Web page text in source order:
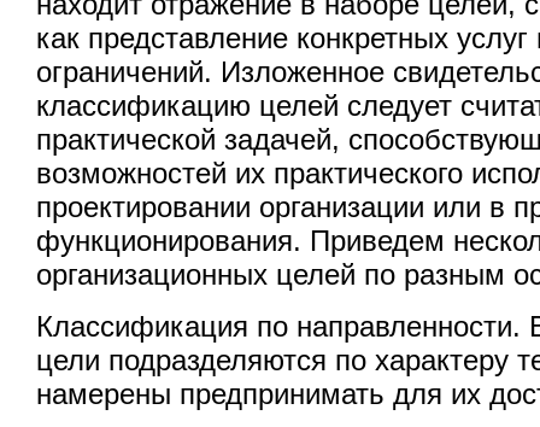
как представление конкретных
ограничений. Изложенное
классификацию целей следует
практической задачей,
возможностей их практического
проектировании организации или в
функционирования. Приведем
организационных целей по разным
Классификация по направленности.
цели подразделяются по характеру
намерены предпринимать для их